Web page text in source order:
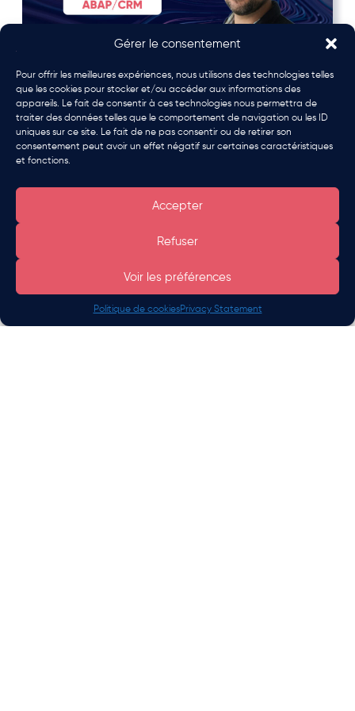
Gérer le consentement
Pour offrir les meilleures expériences, nous utilisons des technologies telles
que les cookies pour stocker et/ou accéder aux informations des
appareils. Le fait de consentir à ces technologies nous permettra de
traiter des données telles que le comportement de navigation ou les ID
uniques sur ce site. Le fait de ne pas consentir ou de retirer son
consentement peut avoir un effet négatif sur certaines caractéristiques
et fonctions.
Accepter
Refuser
Voir les préférences
Politique de cookiesPrivacy Statement
Être rappelé
🎙 Rencontre avec Rémi QUAGLIA –
Pourquoi le portage salarial ?
Chez Signe+ portage salarial, nous pensons que
chaque parcours professionnel mérite d’être
entendu. Aujourd’hui, nous…